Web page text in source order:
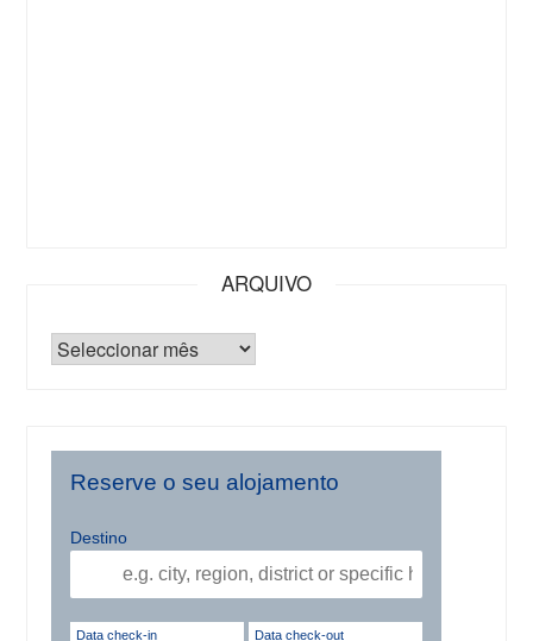
ARQUIVO
Reserve o seu alojamento
Destino
Data check-in Data check-out